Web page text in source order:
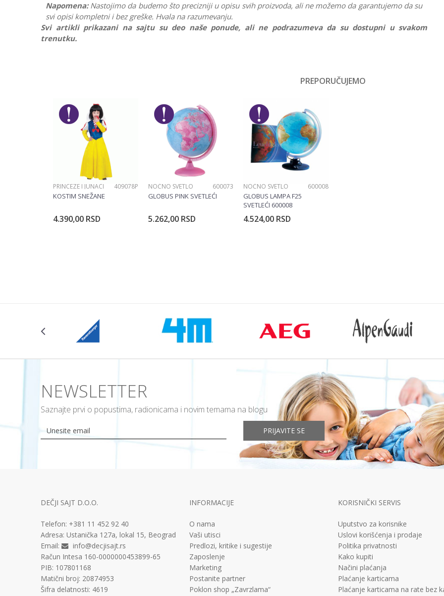
Napomena: Nastojimo da budemo što precizniji u opisu svih proizvoda, ali ne možemo da garantujemo da su
svi opisi kompletni i bez greške. Hvala na razumevanju.
Svi artikli prikazani na sajtu su deo naše ponude, ali ne podrazumeva da su dostupni u svakom
trenutku.
Brend
Brio
Poruka
POŠALJI
PREPORUČUJEMO
PRINCEZE I JUNACI 409078P
KOSTIM SNEŽANE
4.390,00 RSD
NOĆNO SVETLO 600073
GLOBUS PINK SVETLEĆI
5.262,00 RSD
NOĆNO SVETLO 600008
GLOBUS LAMPA F25
SVETLEĆI 600008
4.524,00 RSD
NEWSLETTER
Saznajte prvi o popustima, radionicama i novim temama na blogu
PRIJAVITE SE
DEČJI SAJT D.O.O.
Telefon: +381 11 452 92 40
Adresa: Ustanička 127a, lokal 15, Beograd
Email:
info@decjisajt.rs
Račun Intesa 160-0000000453899-65
PIB: 107801168
Matični broj: 20874953
Šifra delatnosti: 4619
INFORMACIJE
O nama
Vaši utisci
Predlozi, kritike i sugestije
Zaposlenje
Marketing
Postanite partner
Poklon shop „Zavrzlama“
KORISNIČKI SERVIS
Uputstvo za korisnike
Uslovi korišćenja i prodaje
Politika privatnosti
Kako kupiti
Načini plaćanja
Plaćanje karticama
Plaćanje karticama na rate bez